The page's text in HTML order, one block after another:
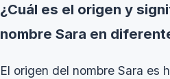
¿Cuál es el origen y
nombre Sara en
El origen del nombre Sara es